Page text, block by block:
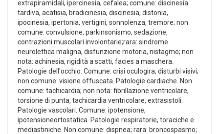
extrapiramidali, ipercinesia, cefalea; comune: discinesia
tardiva, acatisia, bradicinesia, discinesia, distonia,
ipocinesia, ipertonia, vertigini, sonnolenza, tremore; non
comune: convulsione, parkinsonismo, sedazione,
contrazioni muscolari involontarie;rara: sindrome
neurolettica maligna, disfunzione motoria, nistagmo; non
nota: achinesia, rigidità a scatti, facies a maschera.
Patologie dell'occhio. Comune: crisi oculogira, disturbi visivi;
non comune: visione offuscata. Patologie cardiache. Non
comune: tachicardia; non nota: fibrillazione ventricolare,
torsione di punta, tachicardia ventricolare, extrasistoli.
Patologie vascolari. Comune: ipotensione,
ipotensioneortostatica. Patologie respiratorie, toraciche e
mediastiniche. Non comune: dispnea; rara: broncospasmo;